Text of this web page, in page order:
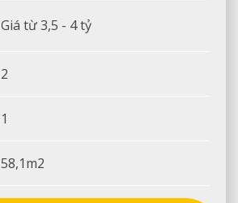
Giá từ 3,5 - 4 tỷ
2
1
58,1m2